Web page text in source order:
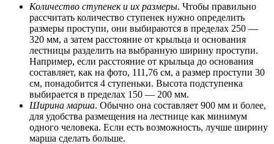
Количество ступенек и их размеры. Чтобы правильно
рассчитать количество ступенек нужно определить
размеры проступи, они выбираются в пределах 250 —
320 мм, а затем расстояние от крыльца и основания
лестницы разделить на выбранную ширину проступи.
Например, если расстояние от крыльца до основания
составляет, как на фото, 111,76 см, а размер проступи 30
см, понадобится 4 ступеньки. Высота подступенка
выбирается в пределах 150 — 200 мм.
Ширина марша. Обычно она составляет 900 мм и более,
для удобства размещения на лестнице как минимум
одного человека. Если есть возможность, лучше ширину
марша сделать больше.